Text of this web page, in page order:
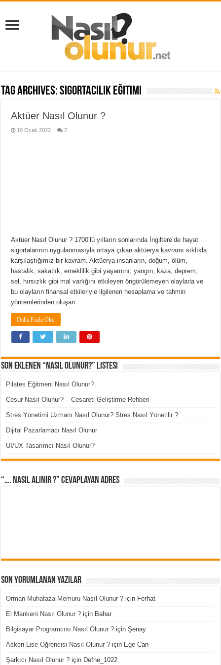
Tag Archives:sigortacılık eğitimi
Aktüer Nasıl Olunur ?
10 Ocak 2022 2
Aktüer Nasıl Olunur ? 1700’lü yılların sonlarında İngiltere’de hayat
sigortalarının uygulanmasıyla ortaya çıkan aktüerya kavramı sıklıkla
karşılaştığımız bir kavram. Aktüerya insanların, doğum, ölüm,
hastalık, sakatlık, emeklilik gibi yaşamını; yangın, kaza, deprem,
sel, hırsızlık gibi mal varlığını etkileyen öngörülemeyen olaylarla ve
bu olayların finansal etkileriyle ilgilenen hesaplama ve tahmin
yöntemlerinden oluşan …
Daha Fazla Oku
Son Eklenen “Nasıl Olunur?” Listesi
Pilates Eğitmeni Nasıl Olunur?
Cesur Nasıl Olunur? – Cesareti Geliştirme Rehberi
Stres Yönetimi Uzmanı Nasıl Olunur? Stres Nasıl Yönetilir ?
Dijital Pazarlamacı Nasıl Olunur
UI/UX Tasarımcı Nasıl Olunur?
“…. Nasıl Alınır ?” cevaplayan adres
Son Yorumlanan Yazılar
Orman Muhafaza Memuru Nasıl Olunur ? için Ferhat
El Mankeni Nasıl Olunur ? için Bahar
Bilgisayar Programcısı Nasıl Olunur ? içinŞenay
Askeri Lise Öğrencisi Nasıl Olunur ? için Ege Can
Şarkıcı Nasıl Olunur ? için Defne_1022